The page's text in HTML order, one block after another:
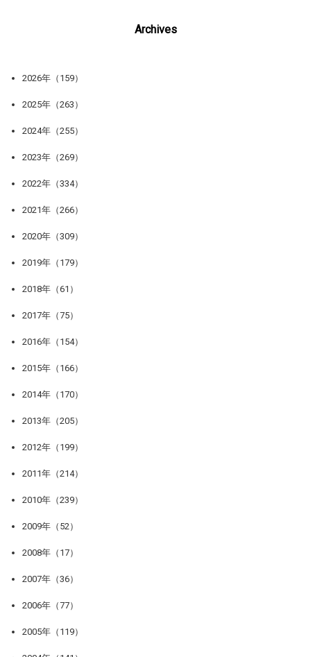
Archives
2026年（159）
2025年（263）
2024年（255）
2023年（269）
2022年（334）
2021年（266）
2020年（309）
2019年（179）
2018年（61）
2017年（75）
2016年（154）
2015年（166）
2014年（170）
2013年（205）
2012年（199）
2011年（214）
2010年（239）
2009年（52）
2008年（17）
2007年（36）
2006年（77）
2005年（119）